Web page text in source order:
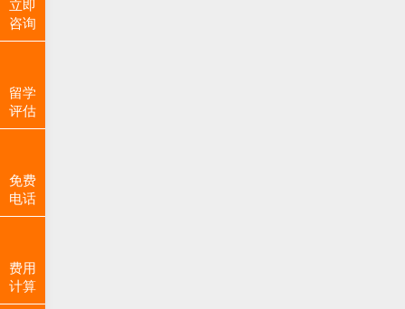
立即
咨询
留学
评估
免费
电话
费用
计算